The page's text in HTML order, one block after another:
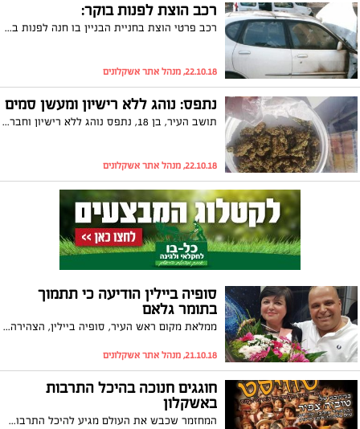
רכב הוצת לפנות בוקר:
רכב פרטי הוצת בחניית הבניין בו חנה לפנות בוקר (שני). המשטרה פתחה בחקירה
22.10.18, מנהל אתר אשקלונים
נתפס: נוהג ללא רישיון ומעשן סמים
תושב העיר, בן 18, נתפס נוהג ללא רישיון וחברו שישב לידו עם מריחואנה על ברכיו. השניים נעצרו ונכלאו
22.10.18, מנהל אתר אשקלונים
סופיה ביילין הודיעה כי תתמוך
בתומר גלאם
ממלאת מקום ראש העיר, סופיה ביילין, הצהירה כי סיעת "אשקלון ביתנו" בראשותה, תתמוך במועמדותו של תומר גלאם לראשות העיר אשקלון. השניים הסכימו על שמירת הסטטוס קוו וכי לא יקומו שכונות חרדיות נפרדות
21.10.18, מנהל אתר אשקלונים
חוגגים חנוכה בהיכל התרבות
באשקלון
המחזמר שכבש את העולם מגיע להיכל התרבות אשקלון לעשות לתושבי העיר חנוכה מרגש במיוחד. הסיפור המופלא של 'אוליבר טוויסט' בהפקה מיוחדת להיכל התרבות